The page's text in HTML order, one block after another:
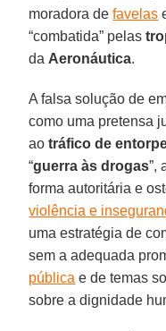
moradora defavelas
“combatida” pelas
da Aeronáutica.
A falsa solução de
como uma pretensa
aotráfico de
“guerra às drogas”,
forma autoritária e
violência e
uma estratégia de
sem a adequada
pública e de temas
sobre a dignidade